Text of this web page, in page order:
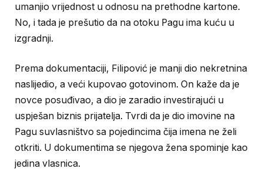
umanjio vrijednost u odnosu na prethodne kartone.
No, i tada je prešutio da na otoku Pagu ima kuću u
izgradnji.
Prema dokumentaciji, Filipović je manji dio nekretnina
naslijedio, a veći kupovao gotovinom. On kaže da je
novce posuđivao, a dio je zaradio investirajući u
uspješan biznis prijatelja. Tvrdi da je dio imovine na
Pagu suvlasništvo sa pojedincima čija imena ne želi
otkriti. U dokumentima se njegova žena spominje kao
jedina vlasnica.